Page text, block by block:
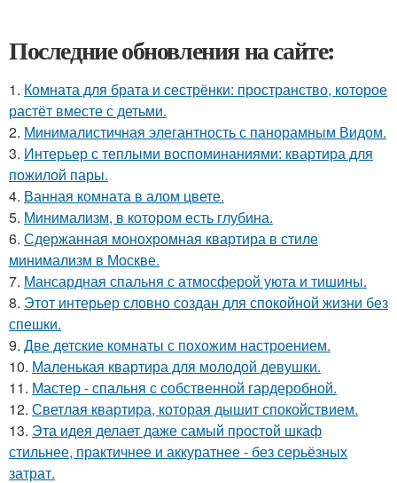
Последние обновления на сайте:
1. Комната для брата и сестрёнки: пространство, которое
растёт вместе с детьми.
2. Минималистичная элегантность с панорамным Видом.
3. Интерьер с теплыми воспоминаниями: квартира для
пожилой пары.
4. Ванная комната в алом цвете.
5. Минимализм, в котором есть глубина.
6. Сдержанная монохромная квартира в стиле
минимализм в Москве.
7. Мансардная спальня с атмосферой уюта и тишины.
8. Этот интерьер словно создан для спокойной жизни без
спешки.
9. Две детские комнаты с похожим настроением.
10. Маленькая квартира для молодой девушки.
11. Мастер - спальня с собственной гардеробной.
12. Светлая квартира, которая дышит спокойствием.
13. Эта идея делает даже самый простой шкаф
стильнее, практичнее и аккуратнее - без серьёзных
затрат.